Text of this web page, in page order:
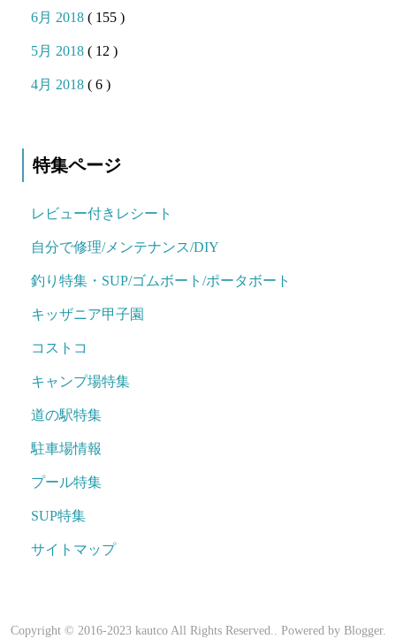
6月 2018( 155 )
5月 2018( 12 )
4月 2018( 6 )
特集ページ
レビュー付きレシート
自分で修理/メンテナンス/DIY
釣り特集・SUP/ゴムボート/ポータボート
キッザニア甲子園
コストコ
キャンプ場特集
道の駅特集
駐車場情報
プール特集
SUP特集
サイトマップ
Copyright © 2016-2023 kautco All Rights Reserved.. Powered by Blogger.